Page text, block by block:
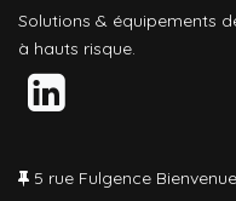
Solutions & équipements
à hauts risque.
5 rue Fulgence Bienvenue